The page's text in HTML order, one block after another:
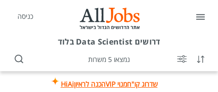
כניסה
דרושים Data Scientist בלוד
נמצאו 5 משרות
שדרוג קו"חמנוי VIP הכנה לראיוןHiAi